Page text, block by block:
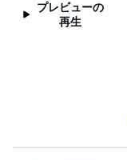
プレビューの
再生